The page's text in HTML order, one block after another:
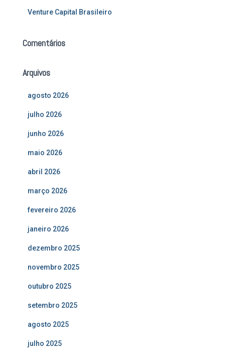
Venture Capital Brasileiro
Comentários
Arquivos
agosto 2026
julho 2026
junho 2026
maio 2026
abril 2026
março 2026
fevereiro 2026
janeiro 2026
dezembro 2025
novembro 2025
outubro 2025
setembro 2025
agosto 2025
julho 2025